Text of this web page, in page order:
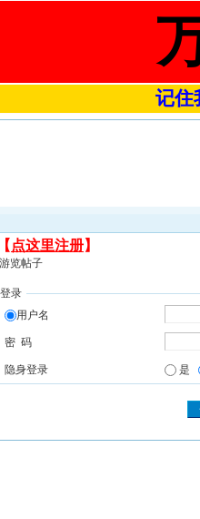
记住
【 点这里注册】
览帖子
登录
用户名
密 码
隐身登录 是